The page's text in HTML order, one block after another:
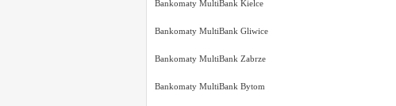
Bankomaty MultiBank Kielce
Bankomaty MultiBank Gliwice
Bankomaty MultiBank Zabrze
Bankomaty MultiBank Bytom